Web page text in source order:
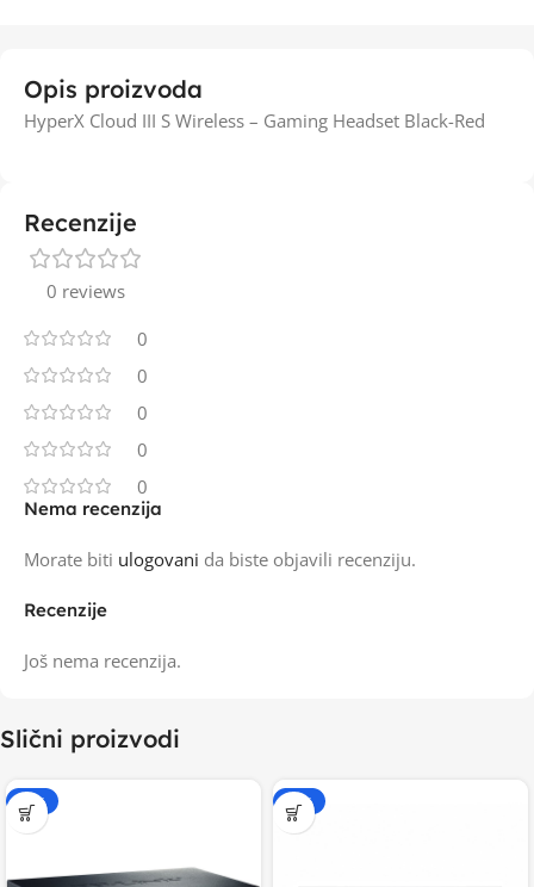
Opis proizvoda
HyperX Cloud III S Wireless – Gaming Headset Black-Red
Recenzije
0 reviews
0
0
0
0
0
Recenzije
Još nema recenzija.
Nema recenzija
Morate biti ulogovani da biste objavili recenziju.
Slični proizvodi
-15% -20%